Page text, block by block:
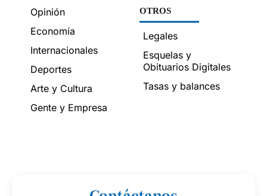
Opinión
Economía
Internacionales
Deportes
Arte y Cultura
Gente y Empresa
OTROS
Legales
Esquelas y
Obituarios Digitales
Tasas y balances